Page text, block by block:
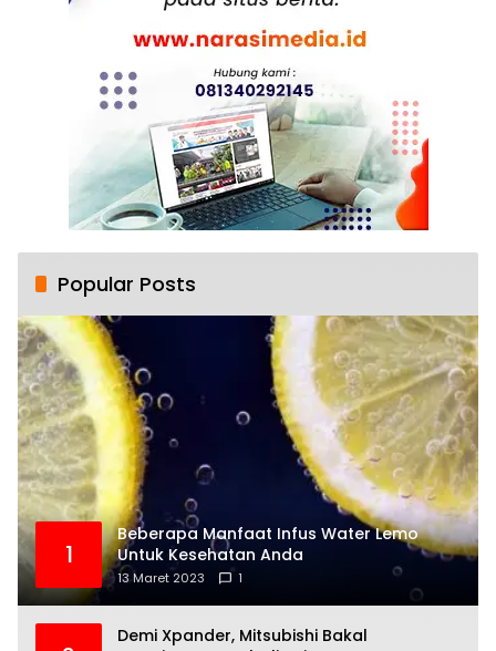
Popular Posts
1
Beberapa Manfaat Infus Water Lemo
Untuk Kesehatan Anda
13 Maret 2023 1
Demi Xpander, Mitsubishi Bakal